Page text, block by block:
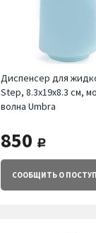
Диспенсер для
Step, 8.3х19х8.3 см,
волна Umbra
850 руб.
СООБЩИТЬО